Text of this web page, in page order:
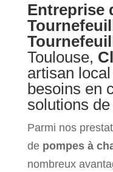
Entreprise
Toulouse,
artisan
besoins en
solutions
Parmi nos
de pompes à
nombreux